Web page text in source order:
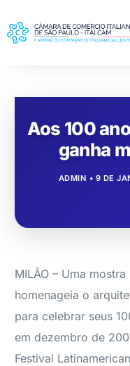
Aos 100
ganha
ADMIN 9 DE
MILÃO – Uma
homenageia o
para celebrar seus
em dezembro de
Festival